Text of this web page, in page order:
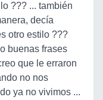
??? ... también
decía
otro estilo ???
buenas frases
que le erraron
no nos
ya no vivimos ...